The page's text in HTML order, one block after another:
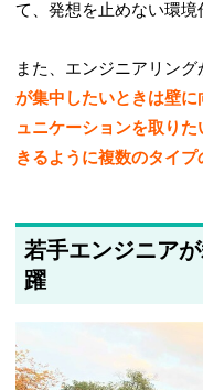
て、発想を止めない環境
また、エンジニアリング
が集中したいときは壁
ュニケーションを取り
きるように複数のタイプ
若手エンジニア
躍